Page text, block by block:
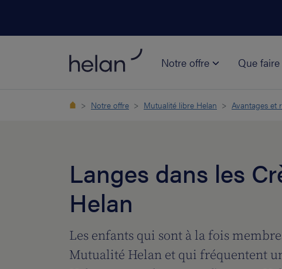
Notre offre Que
Notre offre Mutualité libre Helan Avantages et
Langes dans les
Helan
Les enfants qui sont à la fois
Mutualité Helan et qui fréquentent